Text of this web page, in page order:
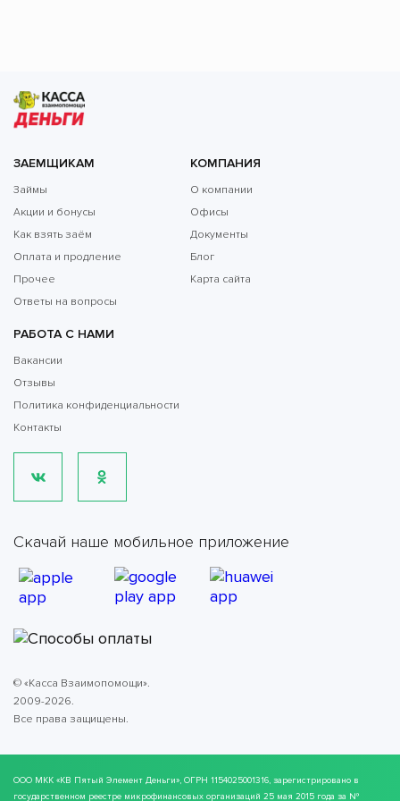
ЗАЕМЩИКАМ
Займы
Акции и бонусы
Как взять заём
Оплата и продление
Прочее
Ответы на вопросы
КОМПАНИЯ
О компании
Офисы
Документы
Блог
Карта сайта
РАБОТА С НАМИ
Вакансии
Отзывы
Политика конфиденциальности
Контакты
Скачай наше мобильное приложение
© «Касса Взаимопомощи».
2009-2026.
Все права защищены.
ООО МКК «КВ Пятый Элемент Деньги», ОГРН 1154025001316, зарегистрировано в
государственном реестре микрофинансовых организаций 25 мая 2015 года за №